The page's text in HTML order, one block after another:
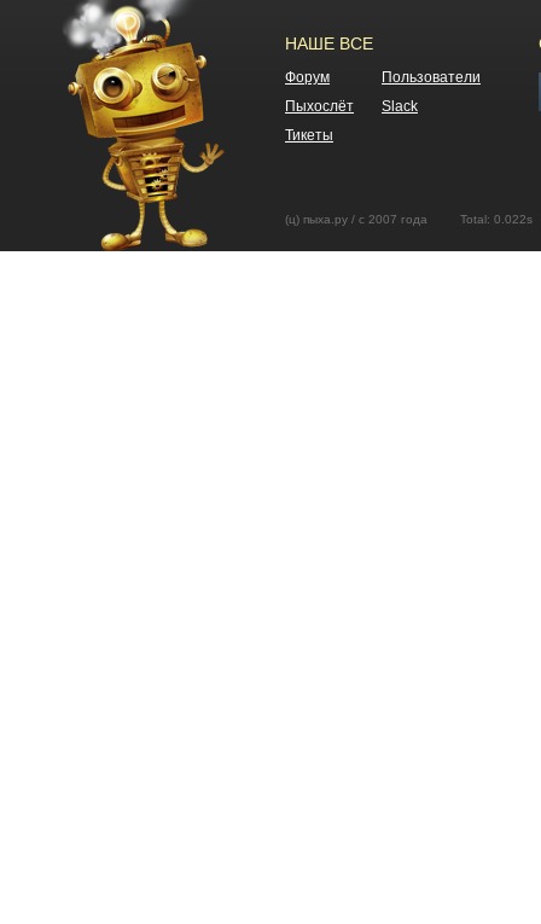
НАШЕ ВСЕ
Форум
Пользователи
Пыхослёт
Slack
Тикеты
(ц) пыха.ру / с 2007 года Total: